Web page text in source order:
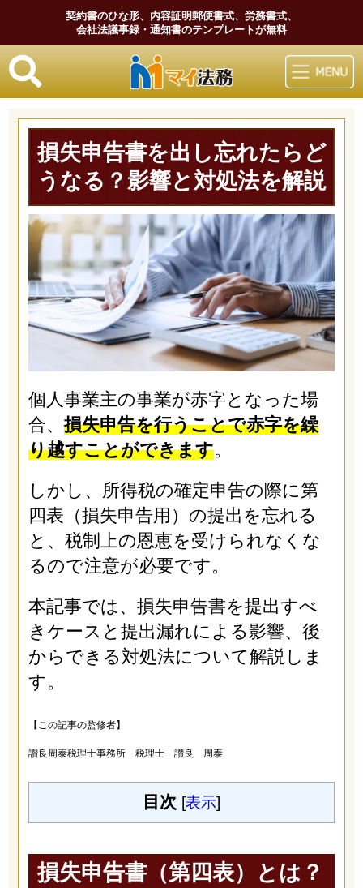
契約書のひな形、内容証明郵便書式、労務書式、
会社法議事録・通知書のテンプレートが無料
マイ法務
損失申告書を出し忘れたらど
うなる？影響と対処法を解説
個人事業主の事業が赤字となった場
合、 損失申告を行うことで赤字を繰
り越すことができます。
しかし、所得税の確定申告の際に第
四表（損失申告用）の提出を忘れる
と、税制上の恩恵を受けられなくな
るので注意が必要です。
本記事では、損失申告書を提出すべ
きケースと提出漏れによる影響、後
からできる対処法について解説しま
す。
【この記事の監修者】
讃良周泰税理士事務所 税理士 讃良 周泰
目次 [表示]
損失申告書（第四表）とは？